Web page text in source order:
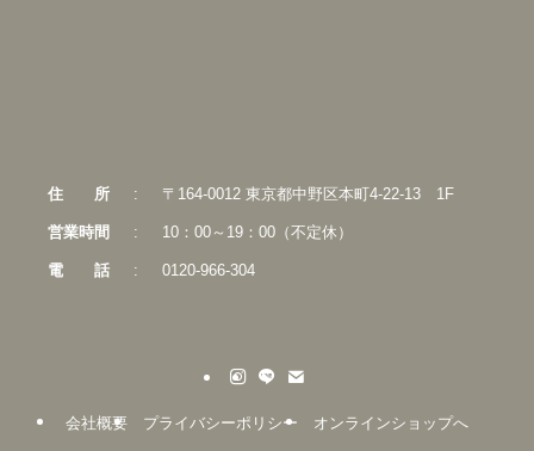
住 所 : 〒164-0012 東京都中野区本町4-22-13 1F
営業時間 : 10：00～19：00（不定休）
電話 : 0120-966-304
会社概要 プライバシーポリシー オンラインショップへ